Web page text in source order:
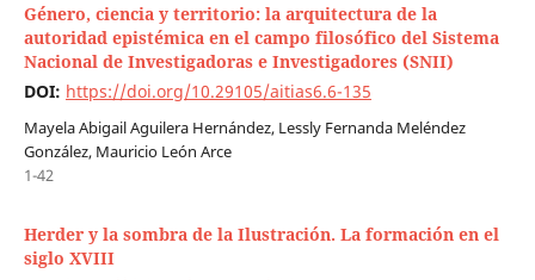
Género, ciencia y territorio: la arquitectura de la
autoridad epistémica en el campo filosófico del Sistema
Nacional de Investigadoras e Investigadores (SNII)
DOI: https://doi.org/10.29105/aitias6.6-135
Mayela Abigail Aguilera Hernández, Lessly Fernanda Meléndez
González, Mauricio León Arce
1-42
Herder y la sombra de la Ilustración. La formación en el
siglo XVIII